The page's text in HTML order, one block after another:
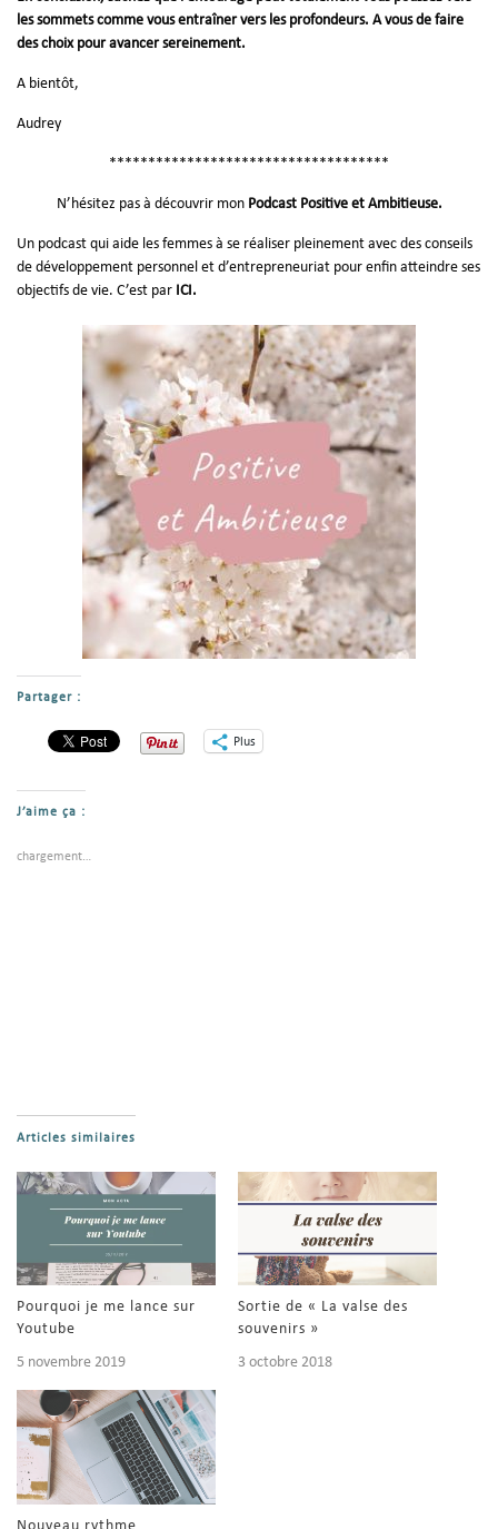
les sommets comme vous entraîner vers les profondeurs. A vous de faire
des choix pour avancer sereinement.
A bientôt,
Audrey
************************************
N’hésitez pas à découvrir monPodcast Positive et Ambitieuse.
Un podcast qui aide les femmes à se réaliser pleinement avec des conseils
de développement personnel et d’entrepreneuriat pour enfin atteindre ses
objectifs de vie. C’est par ICI.
Partager :
Plus
J’aime ça :
chargement…
Articles similaires
Pourquoi je me lance sur
Youtube
5 novembre 2019
Sortie de « La valse des
souvenirs »
3 octobre 2018